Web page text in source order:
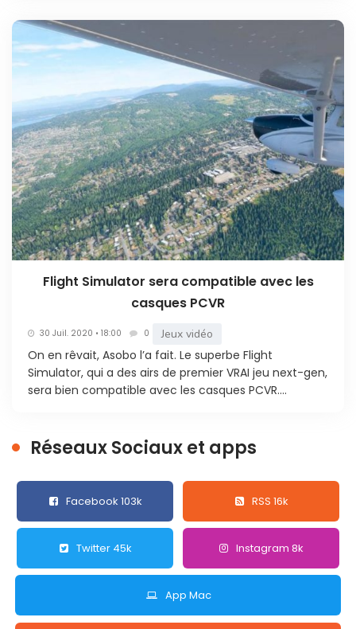
Flight Simulator sera compatible avec les
casques PCVR
30 Juil. 2020 • 18:00 0 Jeux vidéo
On en rêvait, Asobo l’a fait. Le superbe Flight
Simulator, qui a des airs de premier VRAI jeu next-gen,
sera bien compatible avec les casques PCVR....
Réseaux Sociaux et apps
Facebook 103k RSS 16k
Twitter 45k Instagram 8k
App Mac